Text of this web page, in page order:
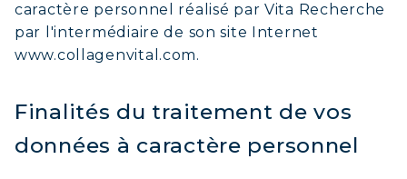
caractère personnel réalisé par Vita Recherche
par l'intermédiaire de son site Internet
www.collagenvital.com.
Finalités du traitement de vos
données à caractère personnel